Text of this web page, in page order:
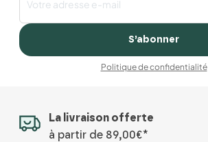
S’abonner
Politique de confidentialité
La livraison offerte
à partir de 89,00€*